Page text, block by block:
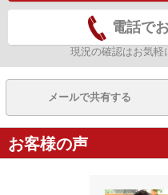
電話で
現況の確認はお気軽
メールで共有する
お客様の声